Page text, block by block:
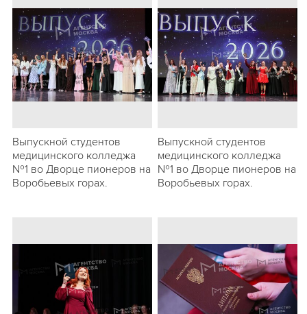
Выпускной студентов
медицинского колледжа
№1 во Дворце пионеров на
Воробьевых горах.
Выпускной студентов
медицинского колледжа
№1 во Дворце пионеров на
Воробьевых горах.